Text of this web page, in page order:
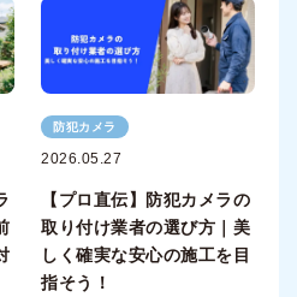
防犯カメラ
2026.05.27
【プロ直伝】防犯カメラの
取り付け業者の選び方｜美
しく確実な安心の施工を目
指そう！